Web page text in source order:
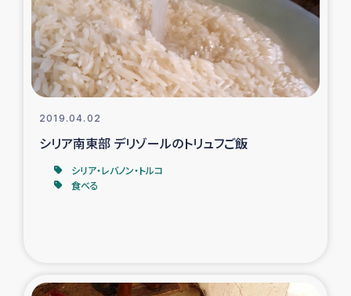
2019.04.02
シリア南東部 デリゾールのトリュフご飯
シリア・レバノン・トルコ
食べる